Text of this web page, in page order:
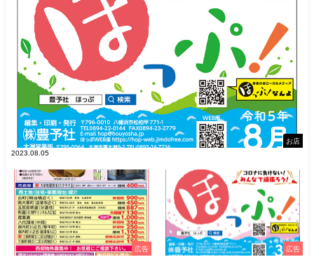
お店
2023.08.05
広告 広告